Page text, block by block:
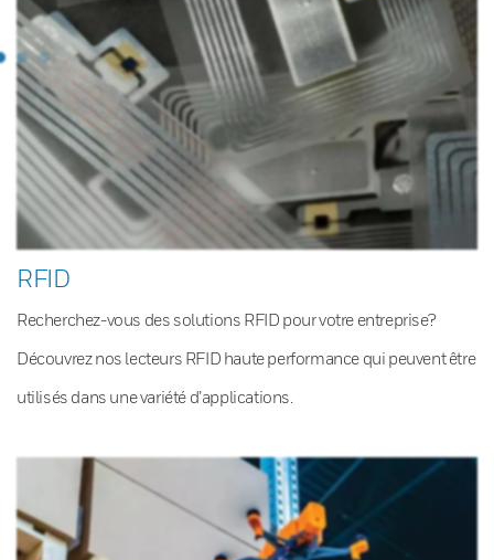
RFID
Recherchez-vous des solutions RFID pour votre entreprise?
Découvrez nos lecteurs RFID haute performance qui peuvent être
utilisés dans une variété d’applications.